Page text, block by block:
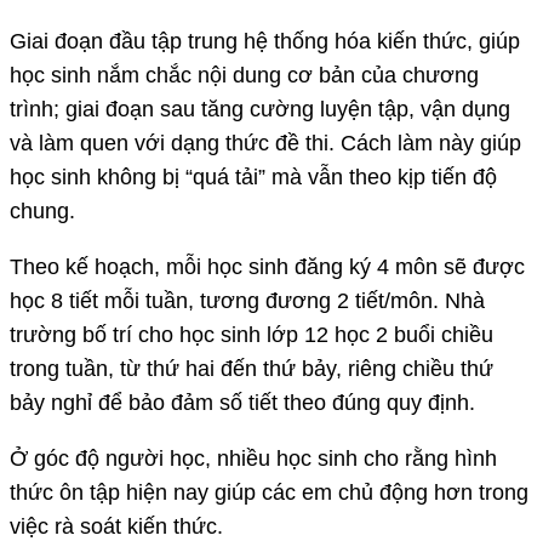
Giai đoạn đầu tập trung hệ thống hóa kiến thức, giúp
học sinh nắm chắc nội dung cơ bản của chương
trình; giai đoạn sau tăng cường luyện tập, vận dụng
và làm quen với dạng thức đề thi. Cách làm này giúp
học sinh không bị “quá tải” mà vẫn theo kịp tiến độ
chung.
Theo kế hoạch, mỗi học sinh đăng ký 4 môn sẽ được
học 8 tiết mỗi tuần, tương đương 2 tiết/môn. Nhà
trường bố trí cho học sinh lớp 12 học 2 buổi chiều
trong tuần, từ thứ hai đến thứ bảy, riêng chiều thứ
bảy nghỉ để bảo đảm số tiết theo đúng quy định.
Ở góc độ người học, nhiều học sinh cho rằng hình
thức ôn tập hiện nay giúp các em chủ động hơn trong
việc rà soát kiến thức.